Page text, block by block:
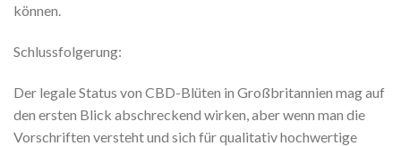
können.
Schlussfolgerung:
Der legale Status von CBD-Blüten in Großbritannien mag auf
den ersten Blick abschreckend wirken, aber wenn man die
Vorschriften versteht und sich für qualitativ hochwertige